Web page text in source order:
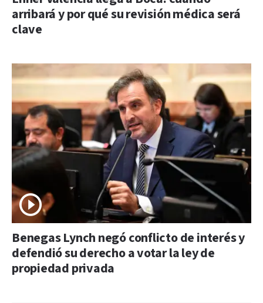
arribará y por qué su revisión médica será
clave
Benegas Lynch negó conflicto de interés y
defendió su derecho a votar la ley de
propiedad privada